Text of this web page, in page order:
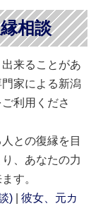
相談
来ることがあ
家による新潟
利用くださ
との復縁を目
、あなたの力
す。
)
彼女、元カ